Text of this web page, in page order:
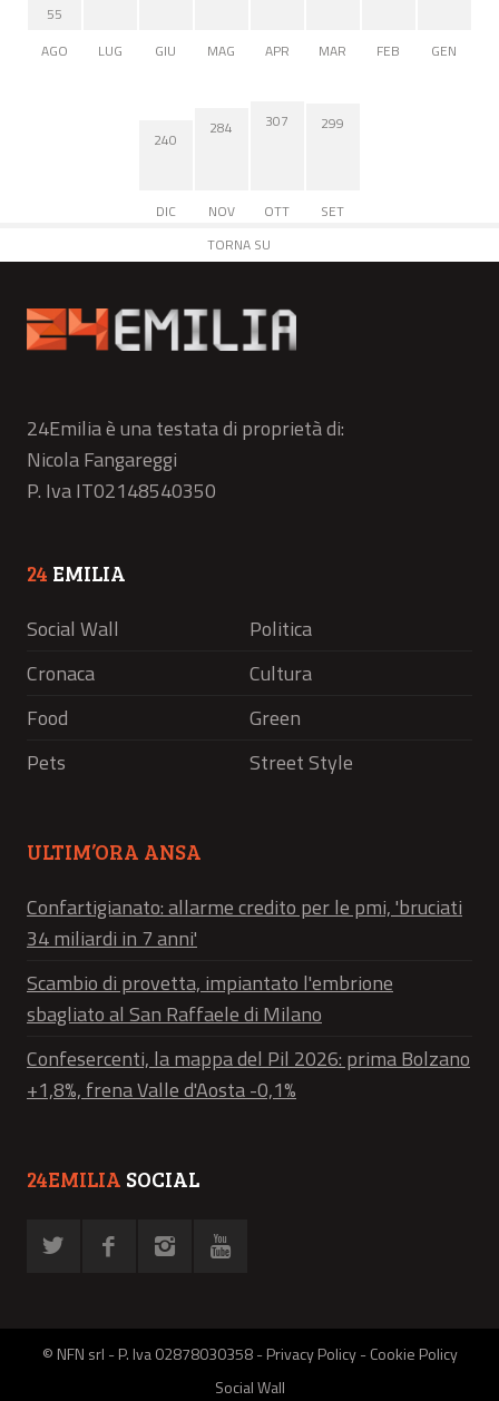
55
AGO
LUG GIU MAG APR MAR FEB GEN
240
DIC
284
NOV
307
OTT
299
SET
TORNA SU
24Emilia è una testata di proprietà di:
Nicola Fangareggi
P. Iva IT02148540350
24 EMILIA
Social Wall
Politica
Cronaca
Cultura
Food
Green
Pets
Street Style
ULTIM’ORA ANSA
Confartigianato: allarme credito per le pmi, 'bruciati
34 miliardi in 7 anni'
Scambio di provetta, impiantato l'embrione
sbagliato al San Raffaele di Milano
Confesercenti, la mappa del Pil 2026: prima Bolzano
+1,8%, frena Valle d'Aosta -0,1%
24EMILIA SOCIAL
© NFN srl - P. Iva 02878030358 -Privacy Policy-Cookie Policy
Social Wall